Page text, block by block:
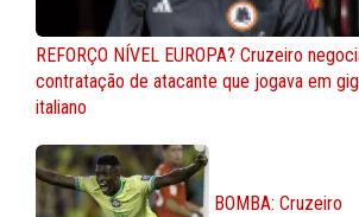
REFORÇO NÍVEL EUROPA? Cruzeiro
contratação de atacante que jogava em
italiano
BOMBA: Cruzeiro